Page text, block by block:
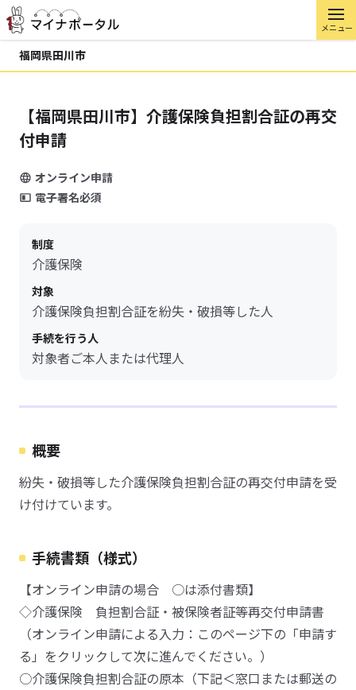
メニュー
福岡県田川市
【福岡県田川市】介護保険負担割合証の再交
付申請
オンライン申請
電子署名必須
制度
介護保険
対象
介護保険負担割合証を紛失・破損等した人
手続を行う人
対象者ご本人または代理人
概要
紛失・破損等した介護保険負担割合証の再交付申請を受
け付けています。
手続書類（様式）
【オンライン申請の場合 ○は添付書類】
◇介護保険 負担割合証・被保険者証等再交付申請書
（オンライン申請による入力：このページ下の「申請す
る」をクリックして次に進んでください。）
○介護保険負担割合証の原本（下記＜窓口または郵送の